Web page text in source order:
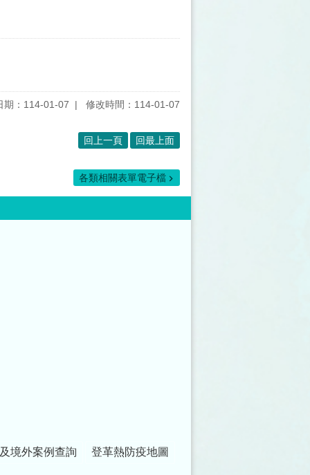
期：114-01-07 修改時間：114-01-07
回上一頁 回最上面
各類相關表單電子檔
境外案例查詢 登革熱防疫地圖